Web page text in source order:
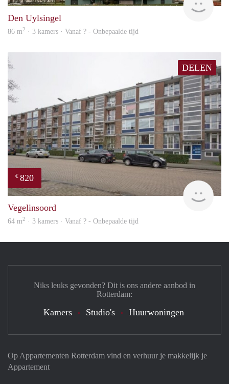
Den Uylsingel
86 m2 · 3 kamers · Vanaf ? - Onbepaalde tijd
DELEN
€ 820
Vegelinsoord
64 m2 · 3 kamers · Vanaf ? - Onbepaalde tijd
Op Appartementen Rotterdam vind en verhuur je makkelijk je
Appartement
Niks leuks gevonden? Dit is ons andere aanbod in
Rotterdam:
Kamers Studio's Huurwoningen